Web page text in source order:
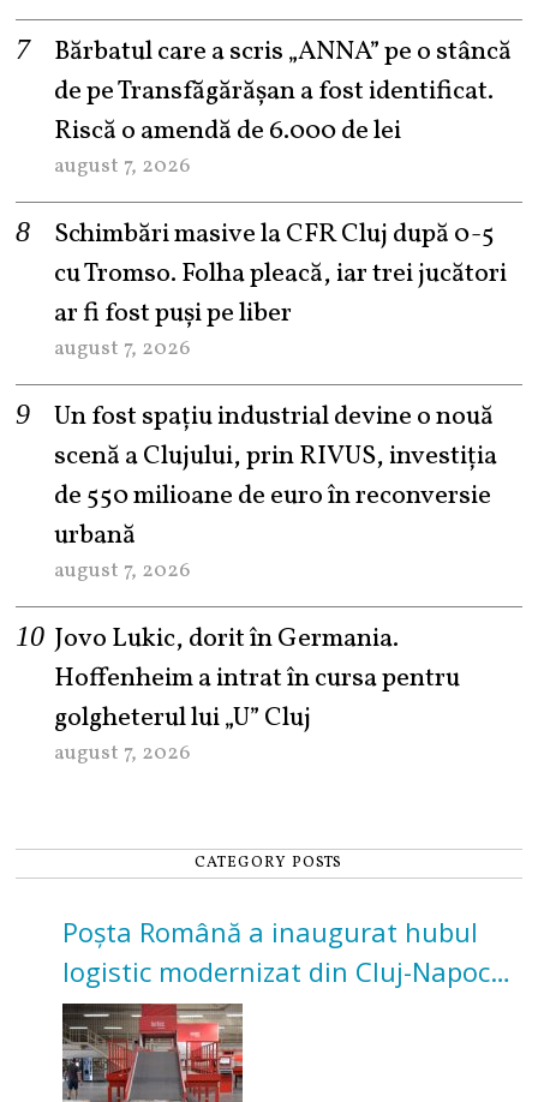
Bărbatul care a scris „ANNA” pe o stâncă
de pe Transfăgărășan a fost identificat.
Riscă o amendă de 6.000 de lei
august 7, 2026
Schimbări masive la CFR Cluj după 0-5
cu Tromso. Folha pleacă, iar trei jucători
ar fi fost puși pe liber
august 7, 2026
Un fost spațiu industrial devine o nouă
scenă a Clujului, prin RIVUS, investiția
de 550 milioane de euro în reconversie
urbană
august 7, 2026
Jovo Lukic, dorit în Germania.
Hoffenheim a intrat în cursa pentru
golgheterul lui „U” Cluj
august 7, 2026
CATEGORY POSTS
Poșta Română a inaugurat hubul
logistic modernizat din Cluj-Napoca.
Investiție de 3 milioane de euro